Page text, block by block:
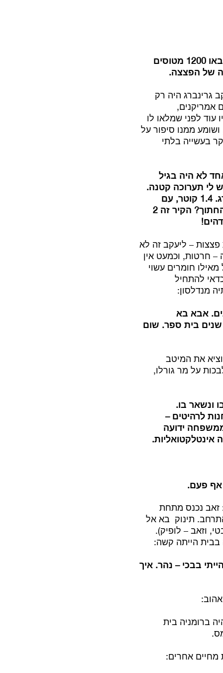
רביעי לרביעי 44. ארבע פעמים ארבע. הפציצו אותנו האמריקנים פעם ראשונה. באו 1200 מטוסים
של הפצצה.
גרינברג היה רק
אמריקנים,
עוד לפני שמלאו לו
ושומע ממנו סיפור על
בעשייה בלתי
לא היה בגיל
לי תערוכה קטנה.
עכשיו אני אראה לך מה אני מייצר. אתה רואה פה משהו שחור בקופסא? זה בורג. 1.4 קוטר, עם
הברגה, קונוס מלוטש וחריץ למברג. זה למשל, אתה רואה את החלק הזה הדק החתוך? הקיר זה 2
פצצות – ליעקב זה לא
חרטות, וכמעט אין
חומרים עשוי
להתחיל
מנדלסון:
אבא בא
בית ספר. שום
את המיטב
על מר גורלו,
ונשאר בו.
חנות לרהיטים –
ידועה
אינטלקטואליות.
אף פעם.
זאב נכנס מתחת
והתא המשפחתי התרחב. תינוק בא אל
וזאב – לופיק).
הייתה קשה:
מהויכוחים הייתי פורץ בבכי. אני זוכר את עצמי, היתי בן 3-4. הייתי בבכי – נהר. איך
ברומניה בית
מחיים אחרים: